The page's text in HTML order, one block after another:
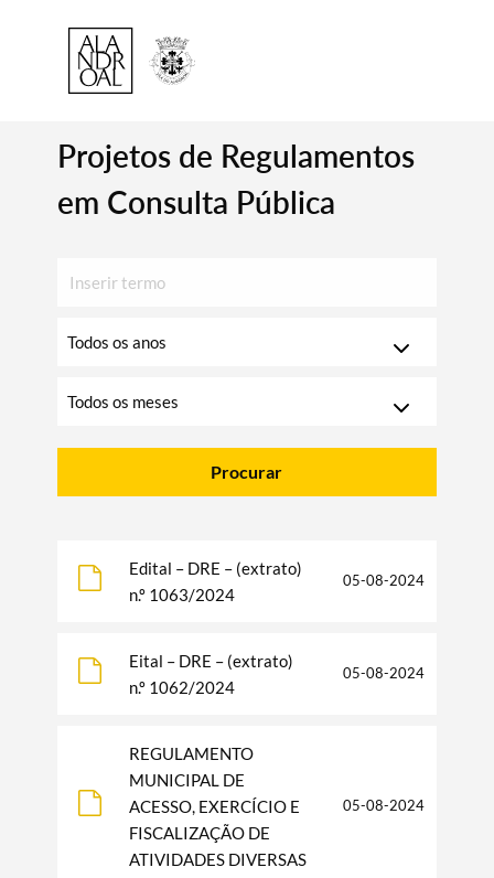
Projetos de Regulamentos
em Consulta Pública
pesquisar
mês
Procurar
Edital – DRE – (extrato)
n.º 1063/2024
05-08-2024
Eital – DRE – (extrato)
n.º 1062/2024
05-08-2024
REGULAMENTO
MUNICIPAL DE
ACESSO, EXERCÍCIO E
FISCALIZAÇÃO DE
ATIVIDADES DIVERSAS
05-08-2024